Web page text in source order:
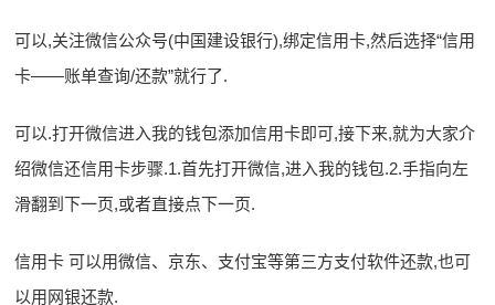
可以,关注微信公众号(中国建设银行),绑定信用卡,然后选择“信用
卡——账单查询/还款”就行了.
可以.打开微信进入我的钱包添加信用卡即可,接下来,就为大家介
绍微信还信用卡步骤.1.首先打开微信,进入我的钱包.2.手指向左
滑翻到下一页,或者直接点下一页.
信用卡 可以用微信、京东、支付宝等第三方支付软件还款,也可
以用网银还款.